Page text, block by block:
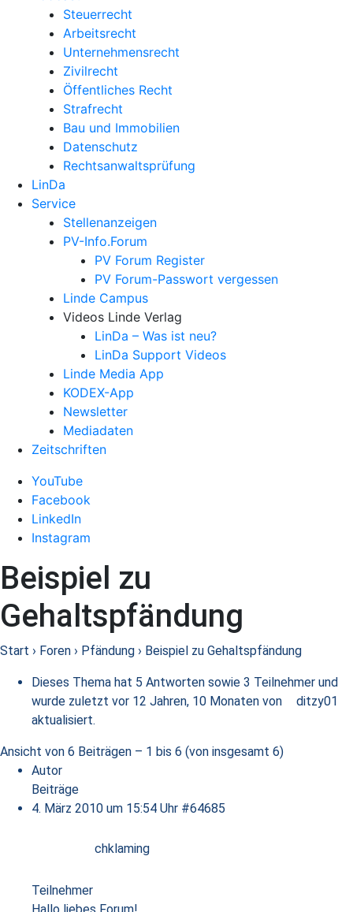
Steuerrecht
Arbeitsrecht
Unternehmens­recht
Zivilrecht
Öffentliches Recht
Strafrecht
Bau und Immobilien
Datenschutz
Rechtsanwalts­prüfung
LinDa
Service
Stellenanzeigen
PV-Info.Forum
PV Forum Register
PV Forum-Passwort vergessen
Linde Campus
Videos Linde Verlag
LinDa – Was ist neu?
LinDa Support Videos
Linde Media App
KODEX-App
Newsletter
Mediadaten
Zeitschriften
YouTube
Facebook
LinkedIn
Instagram
Beispiel zu
Gehaltspfändung
Start › Foren › Pfändung › Beispiel zu Gehaltspfändung
Dieses Thema hat 5 Antworten sowie 3 Teilnehmer und
wurde zuletzt vor 12 Jahren, 10 Monaten von
ditzy01
aktualisiert.
Ansicht von 6 Beiträgen – 1 bis 6 (von insgesamt 6)
Autor
Beiträge
4. März 2010 um 15:54 Uhr #64685
chklaming
Teilnehmer